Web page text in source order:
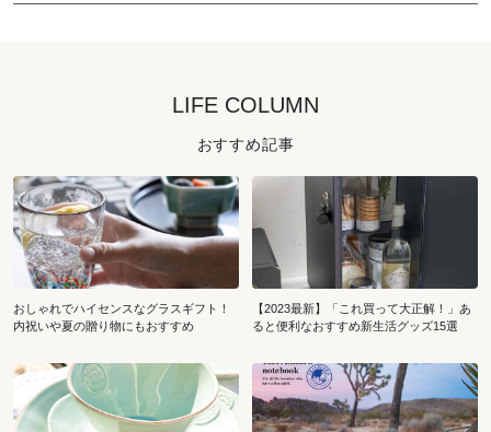
LIFE COLUMN
おすすめ記事
おしゃれでハイセンスなグラスギフト！
内祝いや夏の贈り物にもおすすめ
【2023最新】「これ買って大正解！」あ
ると便利なおすすめ新生活グッズ15選